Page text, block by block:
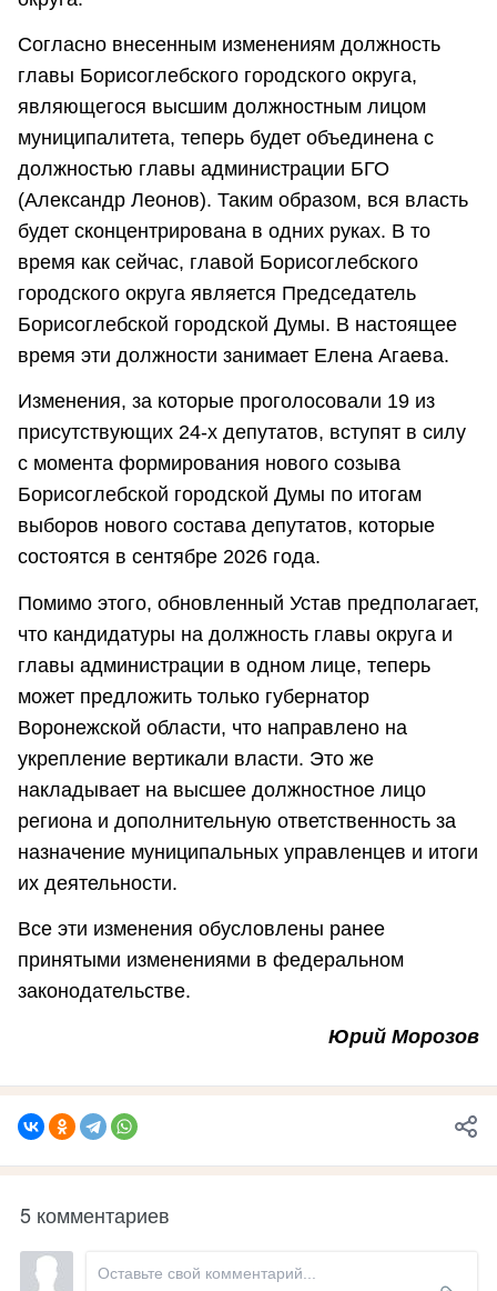
Согласно внесенным изменениям должность
главы Борисоглебского городского округа,
являющегося высшим должностным лицом
муниципалитета, теперь будет объединена с
должностью главы администрации БГО
(Александр Леонов). Таким образом, вся власть
будет сконцентрирована в одних руках. В то
время как сейчас, главой Борисоглебского
городского округа является Председатель
Борисоглебской городской Думы. В настоящее
время эти должности занимает Елена Агаева.
Изменения, за которые проголосовали 19 из
присутствующих 24-х депутатов, вступят в силу
с момента формирования нового созыва
Борисоглебской городской Думы по итогам
выборов нового состава депутатов, которые
состоятся в сентябре 2026 года.
Помимо этого, обновленный Устав предполагает,
что кандидатуры на должность главы округа и
главы администрации в одном лице, теперь
может предложить только губернатор
Воронежской области, что направлено на
укрепление вертикали власти. Это же
накладывает на высшее должностное лицо
региона и дополнительную ответственность за
назначение муниципальных управленцев и итоги
их деятельности.
Все эти изменения обусловлены ранее
принятыми изменениями в федеральном
законодательстве.
Юрий Морозов
5 комментариев